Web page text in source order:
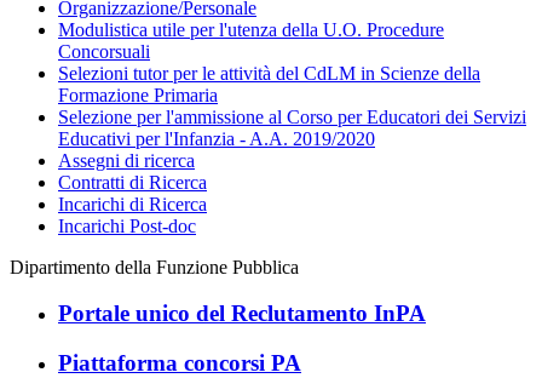
Organizzazione/Personale
Modulistica utile per l'utenza della U.O. Procedure
Concorsuali
Selezioni tutor per le attività del CdLM in Scienze della
Formazione Primaria
Selezione per l'ammissione al Corso per Educatori dei Servizi
Educativi per l'Infanzia - A.A. 2019/2020
Assegni di ricerca
Contratti di Ricerca
Incarichi di Ricerca
Incarichi Post-doc
Dipartimento della Funzione Pubblica
Portale unico del Reclutamento InPA
Piattaforma concorsi PA